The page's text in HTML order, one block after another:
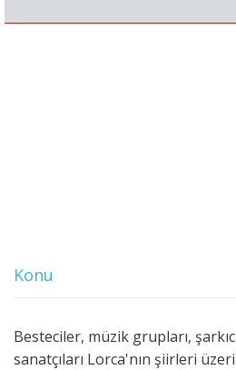
Konu
Besteciler, müzik grupları,
sanatçıları Lorca'nın şiirleri